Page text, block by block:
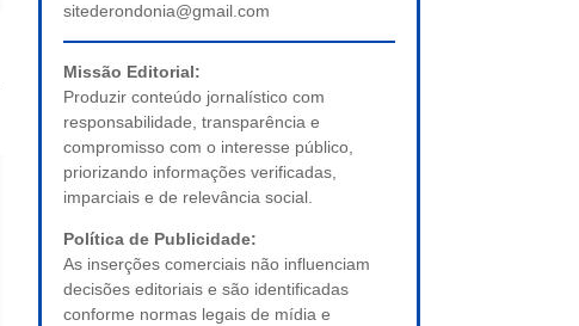
sitederondonia@gmail.com
Missão Editorial:
Produzir conteúdo jornalístico com
responsabilidade, transparência e
compromisso com o interesse público,
priorizando informações verificadas,
imparciais e de relevância social.
Política de Publicidade:
As inserções comerciais não influenciam
decisões editoriais e são identificadas
conforme normas legais de mídia e